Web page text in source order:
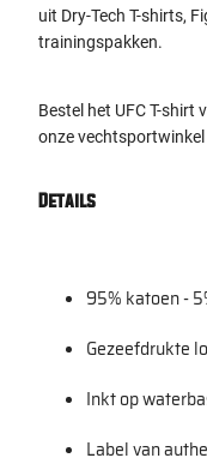
uit Dry-Tech T-shirts,
trainingspakken.
Bestel het UFC T-shirt
onze
Details
95% katoen -
Gezeefdrukte
Inkt op
Label van